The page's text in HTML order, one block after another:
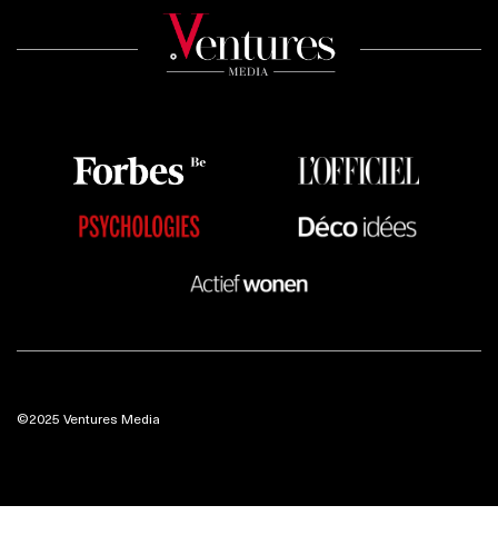
©2025 Ventures Media